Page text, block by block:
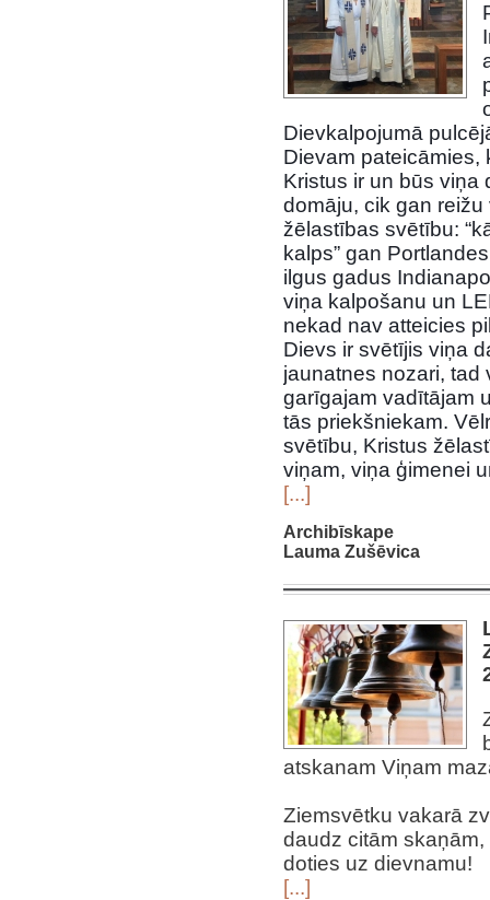
Dievkalpojumā
Dievam pateicāmies,
Kristus ir un būs viņa
domāju, cik gan
žēlastības svētību:
kalps” gan
ilgus gadus Indi
viņa kalpošanu un
nekad nav atteicies
Dievs ir svētījis viņa
jaunatnes nozari, tad
garīgajam vadītājam
tās priekšniekam.
svētību, Kristus
viņam, viņa ģimenei
[...]
Archibīskape
Lauma Zušēvica
atskanam Viņam
Ziemsvētku vakarā
daudz citām
doties uz dievnamu!
[...]